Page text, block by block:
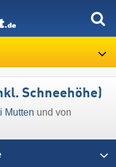
Schneehöhe)
Mutten und von